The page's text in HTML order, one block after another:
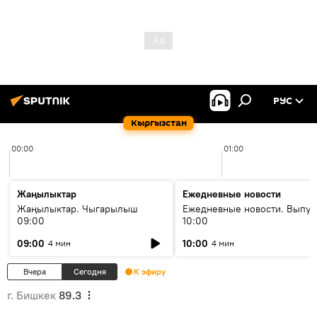
Кыргызстан
РУС
00:00 01:00
Жаңылыктар
Жаңылыктар. Чыгарылыш
09:00
09:00 4 мин
Ежедневные новости
Ежедневные новости.
10:00
10:00 4 мин
Вчера Сегодня К эфиру
г. Бишкек 89.3